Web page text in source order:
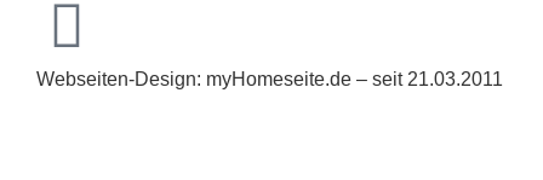
Webseiten-Design: myHomeseite.de – seit 21.03.2011